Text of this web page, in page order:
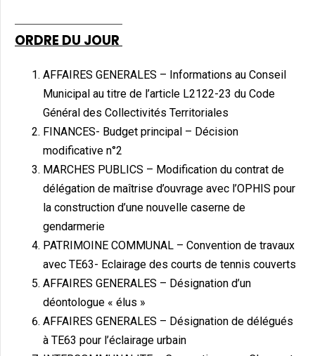
ORDRE DU JOUR
AFFAIRES GENERALES – Informations au Conseil
Municipal au titre de l’article L2122-23 du Code
Général des Collectivités Territoriales
FINANCES- Budget principal – Décision
modificative n°2
MARCHES PUBLICS – Modification du contrat de
délégation de maîtrise d’ouvrage avec l’OPHIS pour
la construction d’une nouvelle caserne de
gendarmerie
PATRIMOINE COMMUNAL – Convention de travaux
avec TE63- Eclairage des courts de tennis couverts
AFFAIRES GENERALES – Désignation d’un
déontologue « élus »
AFFAIRES GENERALES – Désignation de délégués
à TE63 pour l’éclairage urbain